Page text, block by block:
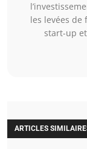
les levées de
start-up
ARTICLES